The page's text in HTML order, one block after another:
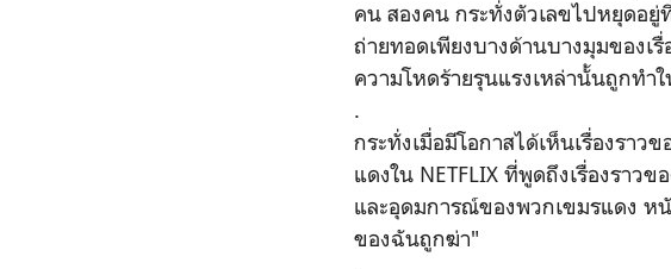
คน สองคน กระทั่งตัวเลขไปหยุดอยู่
ถ่ายทอดเพียงบางด้านบางมุมของเ
ความโหดร้ายรุนแรงเหล่านั้นถูกทำ
.
กระทั่งเมื่อมีโอกาสได้เห็นเรื่องราว
แดงใน NETFLIX ที่พูดถึงเรื่องรา
และอุดมการณ์ของพวกเขมรแดง ห
ของฉันถูกฆ่า"